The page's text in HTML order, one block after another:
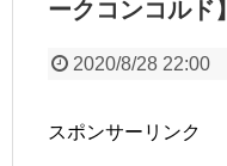
ークコンコルド】
2020/8/28 22:00
スポンサーリンク